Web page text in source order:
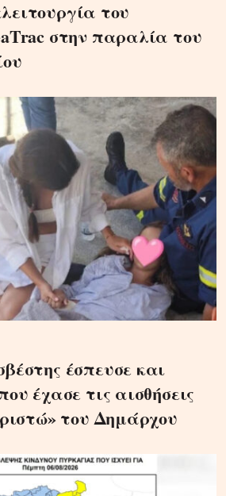
του
στην παραλία του
έσπευσε και
έχασε τις αισθήσεις
του Δημάρχου